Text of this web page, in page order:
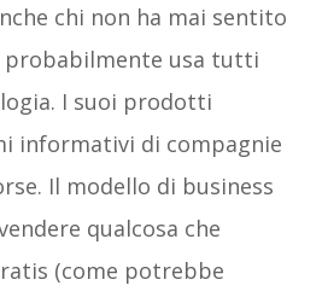
chi non ha mai sentito
probabilmente usa tutti
I suoi prodotti
informativi di compagnie
Il modello di business
qualcosa che
(come potrebbe